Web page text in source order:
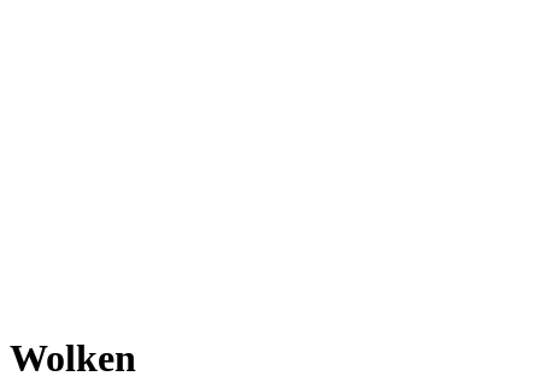
Wolken